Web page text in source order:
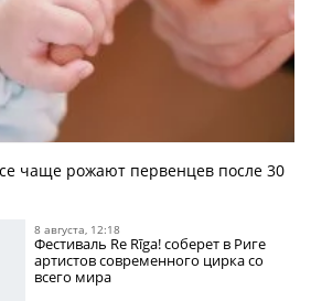
чаще рожают первенцев после 30
8 августа, 12:18
Фестиваль Re Rīga! соберет в Риге
артистов современного цирка со
всего мира